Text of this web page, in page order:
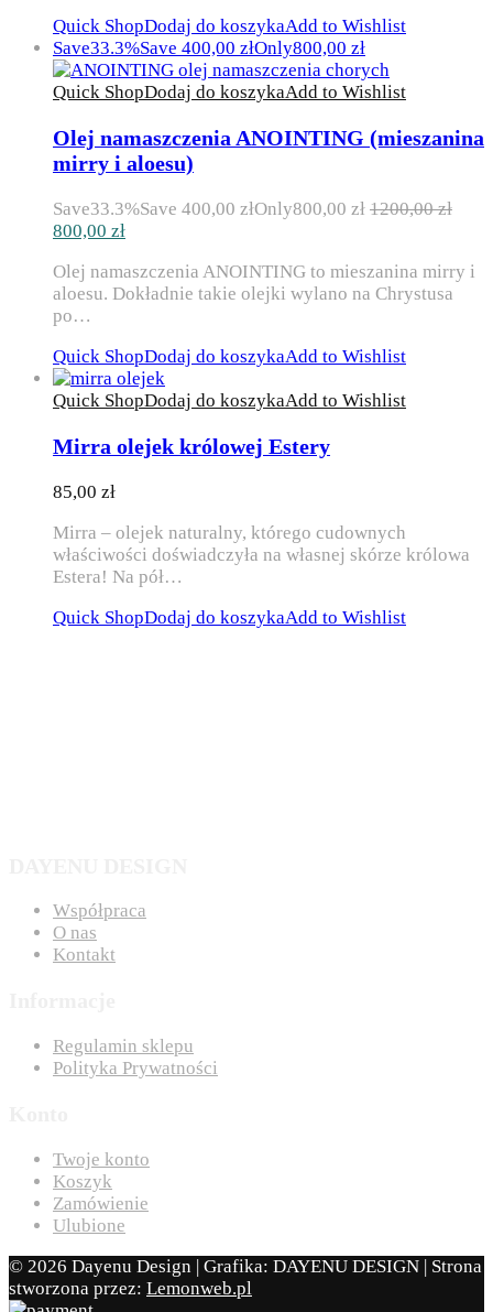
Quick ShopDodaj do koszykaAdd to Wishlist
Save33.3%Save 400,00 złOnly800,00 zł
Quick ShopDodaj do koszykaAdd to Wishlist
Olej namaszczenia ANOINTING (mieszanina
mirry i aloesu)
Save33.3%Save 400,00 złOnly800,00 zł 1200,00zł
Pierwotna
wynosiła:
1200,00 zł.
800,00 złAktualna
wynosi:
800,00 zł.
Olej namaszczenia ANOINTING to mieszanina mirry i
aloesu. Dokładnie takie olejki wylano na Chrystusa
po…
Quick ShopDodaj do koszykaAdd to Wishlist
Quick ShopDodaj do koszykaAdd to Wishlist
Mirra olejek królowej Estery
85,00 zł
Mirra – olejek naturalny, którego cudownych
właściwości doświadczyła na własnej skórze królowa
Estera! Na pół…
Quick ShopDodaj do koszykaAdd to Wishlist
Współpraca
O nas
Kontakt
Regulamin sklepu
Polityka Prywatności
Twoje konto
Koszyk
Zamówienie
Ulubione
© 2026 Dayenu Design | Grafika: DAYENU DESIGN | Strona
stworzona przez: Lemonweb.pl